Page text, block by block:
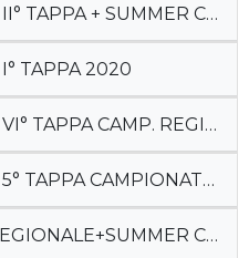
+ SUMMER CACTUS 2020
TAPPA 2020
REGIONALE DEB + PREFUT + FUT 4Y
CAMPIONATO REGIONALE
CACTUS